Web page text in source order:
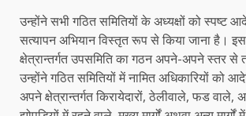
उन्होंने सभी गठित समितियों के अध्यक्षों को स्पष्ट
सत्यापन अभियान विस्तृत रूप से किया जाना है।
क्षेत्रान्तर्गत उपसमिति का गठन अपने-अपने स्तर
उन्होंने गठित समितियों में नामित अधिकारियों को
अपने क्षेत्रान्तर्गत किरायेदारों, ठेलीवाले, फड वाले,